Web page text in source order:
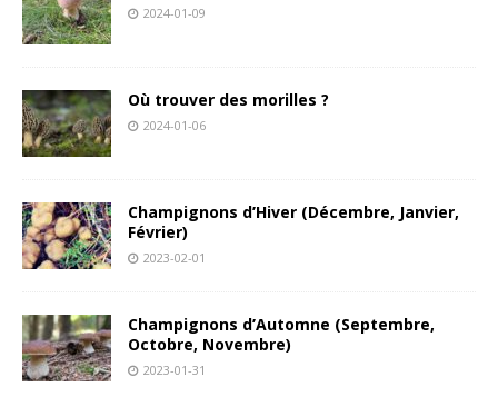
2024-01-09
Où trouver des morilles ?
2024-01-06
Champignons d’Hiver (Décembre, Janvier,
Février)
2023-02-01
Champignons d’Automne (Septembre,
Octobre, Novembre)
2023-01-31